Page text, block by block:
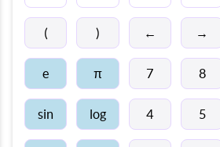
( ) ← →
e π 7 8
sin log 4 5